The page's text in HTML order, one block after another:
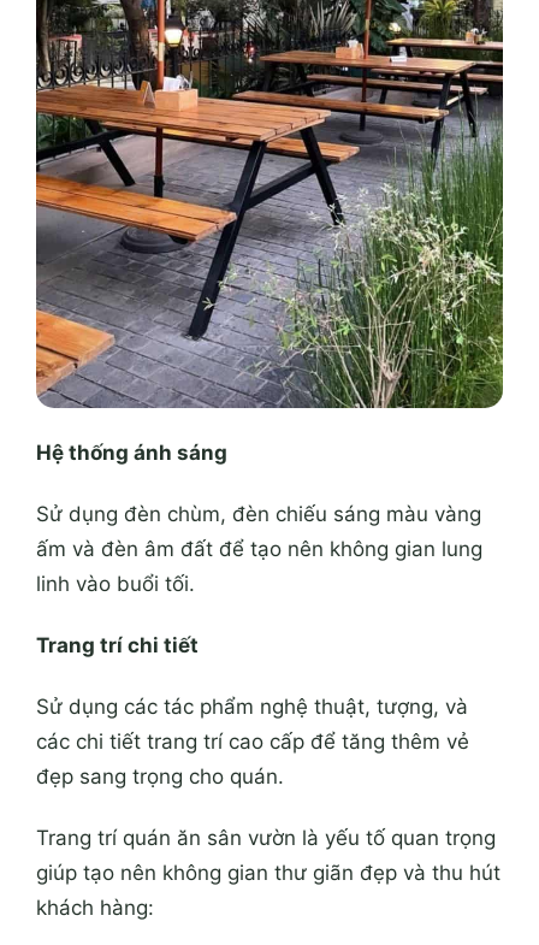
Hệ thống ánh sáng
Sử dụng đèn chùm, đèn chiếu sáng màu vàng
ấm và đèn âm đất để tạo nên không gian lung
linh vào buổi tối.
Trang trí chi tiết
Sử dụng các tác phẩm nghệ thuật, tượng, và
các chi tiết trang trí cao cấp để tăng thêm vẻ
đẹp sang trọng cho quán.
Trang trí quán ăn sân vườn là yếu tố quan trọng
giúp tạo nên không gian thư giãn đẹp và thu hút
khách hàng: